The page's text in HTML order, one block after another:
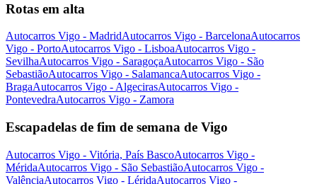
Rotas em alta
Autocarros Vigo - MadridAutocarros Vigo - BarcelonaAutocarros
Vigo - PortoAutocarros Vigo - LisboaAutocarros Vigo -
SevilhaAutocarros Vigo - SaragoçaAutocarros Vigo - São
SebastiãoAutocarros Vigo - SalamancaAutocarros Vigo -
BragaAutocarros Vigo - AlgecirasAutocarros Vigo -
PontevedraAutocarros Vigo - Zamora
Escapadelas de fim de semana de Vigo
Autocarros Vigo - Vitória, País BascoAutocarros Vigo -
MéridaAutocarros Vigo - São SebastiãoAutocarros Vigo -
ValênciaAutocarros Vigo - LéridaAutocarros Vigo -